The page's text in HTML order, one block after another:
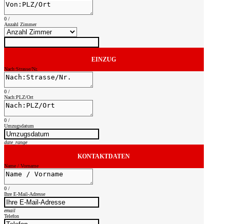
0 /
Anzahl Zimmer
EINZUG
Nach:Strasse/Nr.
0 /
Nach:PLZ/Ort
0 /
Umzugsdatum
date_range
KONTAKTDATEN
Name / Vorname
0 /
Ihre E-Mail-Adresse
email
Telefon